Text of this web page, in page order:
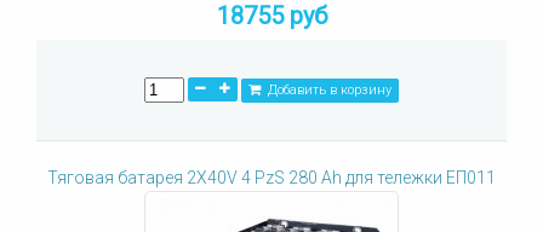
18755 руб
Добавить в корзину
Тяговая батарея 2X40V 4 PzS 280 Ah для тележки ЕП011